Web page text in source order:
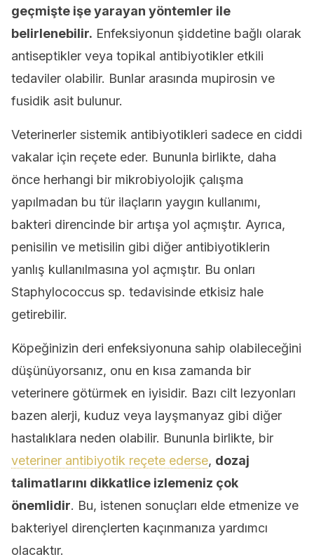
geçmişte işe yarayan yöntemler ile
belirlenebilir. Enfeksiyonun şiddetine bağlı olarak
antiseptikler veya topikal antibiyotikler etkili
tedaviler olabilir. Bunlar arasında mupirosin ve
fusidik asit bulunur.
Veterinerler sistemik antibiyotikleri sadece en ciddi
vakalar için reçete eder. Bununla birlikte, daha
önce herhangi bir mikrobiyolojik çalışma
yapılmadan bu tür ilaçların yaygın kullanımı,
bakteri direncinde bir artışa yol açmıştır. Ayrıca,
penisilin ve metisilin gibi diğer antibiyotiklerin
yanlış kullanılmasına yol açmıştır. Bu onları
Staphylococcus sp. tedavisinde etkisiz hale
getirebilir.
Köpeğinizin deri enfeksiyonuna sahip olabileceğini
düşünüyorsanız, onu en kısa zamanda bir
veterinere götürmek en iyisidir. Bazı cilt lezyonları
bazen alerji, kuduz veya layşmanyaz gibi diğer
hastalıklara neden olabilir. Bununla birlikte, bir
veteriner antibiyotik reçete ederse, dozaj
talimatlarını dikkatlice izlemeniz çok
önemlidir. Bu, istenen sonuçları elde etmenize ve
bakteriyel dirençlerten kaçınmanıza yardımcı
olacaktır.